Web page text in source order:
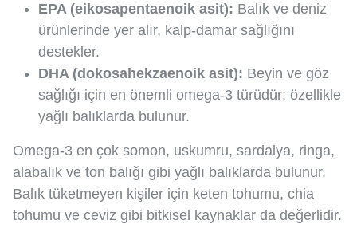
EPA (eikosapentaenoik asit): Balık ve deniz
ürünlerinde yer alır, kalp-damar sağlığını
destekler.
DHA (dokosahekzaenoik asit): Beyin ve göz
sağlığı için en önemli omega-3 türüdür; özellikle
yağlı balıklarda bulunur.
Omega-3 en çok somon, uskumru, sardalya, ringa,
alabalık ve ton balığı gibi yağlı balıklarda bulunur.
Balık tüketmeyen kişiler için keten tohumu, chia
tohumu ve ceviz gibi bitkisel kaynaklar da değerlidir.